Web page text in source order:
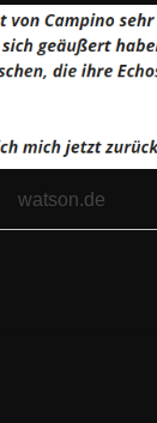
watson.de